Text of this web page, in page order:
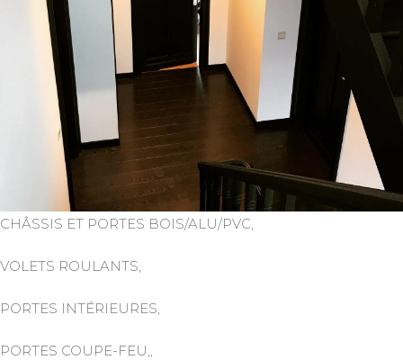
CHÂSSIS ET PORTES BOIS/ALU/PVC,
VOLETS ROULANTS,
PORTES INTÉRIEURES,
PORTES COUPE-FEU,,